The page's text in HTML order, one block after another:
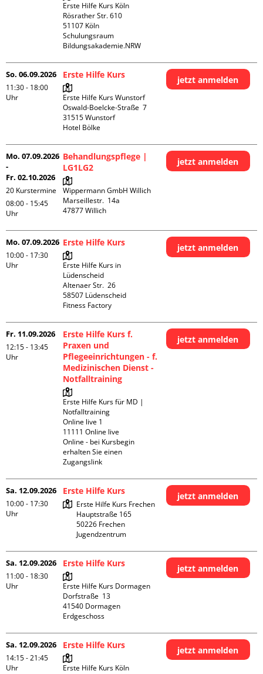
Erste Hilfe Kurs Köln
Rösrather Str. 610
51107 Köln
Schulungsraum
Bildungsakademie.NRW
So. 06.09.2026
11:30 - 18:00
Uhr
Erste Hilfe Kurs
Erste Hilfe Kurs Wunstorf
Oswald-Boelcke-Straße  7
31515 Wunstorf
Hotel Bölke
jetzt anmelden
Mo. 07.09.2026
-
Fr. 02.10.2026
20 Kurstermine
08:00 - 15:45
Uhr
Behandlungspflege |
LG1LG2
Wippermann GmbH Willich
Marseillestr.  14a
jetzt anmelden
Mo. 07.09.2026
10:00 - 17:30
Uhr
Erste Hilfe Kurs
Erste Hilfe Kurs in
Lüdenscheid
Altenaer Str.  26
58507 Lüdenscheid
Fitness Factory
jetzt anmelden
Fr. 11.09.2026
12:15 - 13:45
Uhr
Erste Hilfe Kurs f.
Praxen und
Pflegeeinrichtungen - f.
Medizinischen Dienst -
Notfalltraining
Erste Hilfe Kurs für MD |
Notfalltraining
Online live 1
11111 Online live
Online - bei Kursbegin
erhalten Sie einen
Zugangslink
jetzt anmelden
Sa. 12.09.2026
10:00 - 17:30
Uhr
Erste Hilfe Kurs
Erste Hilfe Kurs Frechen
Hauptstraße 165
50226 Frechen
Jugendzentrum
jetzt anmelden
Sa. 12.09.2026
11:00 - 18:30
Uhr
Erste Hilfe Kurs
Erste Hilfe Kurs Dormagen
Dorfstraße  13
41540 Dormagen
Erdgeschoss
jetzt anmelden
Sa. 12.09.2026
14:15 - 21:45
Uhr
Erste Hilfe Kurs
Erste Hilfe Kurs Köln
jetzt anmelden